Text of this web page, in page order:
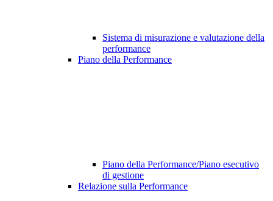
Sistema di misurazione e valutazione della
performance
Piano della Performance
Piano della Performance/Piano esecutivo
di gestione
Relazione sulla Performance